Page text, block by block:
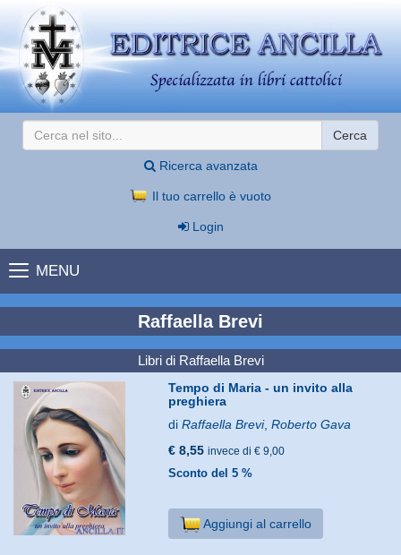
Cerca
Ricerca avanzata
Il tuo carrello è vuoto
Login
MENU
Raffaella Brevi
Libri di Raffaella Brevi
Tempo di Maria - un invito alla
preghiera
diRaffaella Brevi,Roberto Gava
€ 8,55 invece di € 9,00
Sconto del 5 %
Aggiungi al carrello